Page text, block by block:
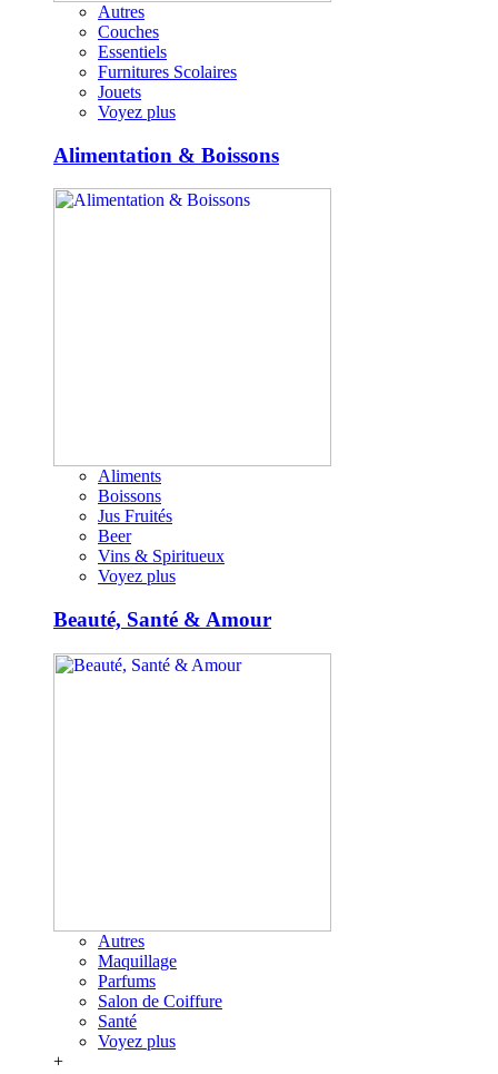
Autres
Couches
Essentiels
Furnitures Scolaires
Jouets
Voyez plus
Alimentation & Boissons
Aliments
Boissons
Jus Fruités
Beer
Vins & Spiritueux
Voyez plus
Beauté, Santé & Amour
Autres
Maquillage
Parfums
Salon de Coiffure
Santé
Voyez plus
+